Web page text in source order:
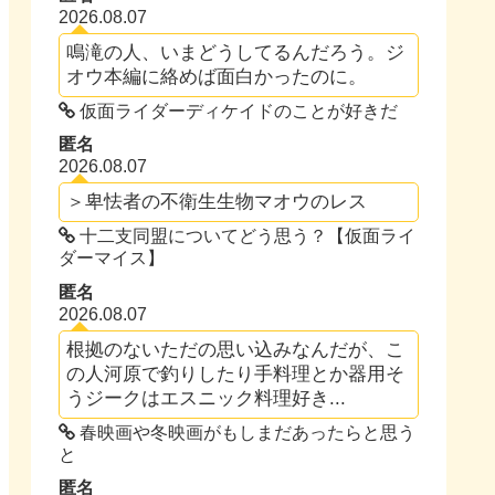
2026.08.07
鳴滝の人、いまどうしてるんだろう。ジ
オウ本編に絡めば面白かったのに。
仮面ライダーディケイドのことが好きだ
匿名
2026.08.07
＞卑怯者の不衛生生物マオウのレス
十二支同盟についてどう思う？【仮面ライ
ダーマイス】
匿名
2026.08.07
根拠のないただの思い込みなんだが、こ
の人河原で釣りしたり手料理とか器用そ
うジークはエスニック料理好き...
春映画や冬映画がもしまだあったらと思う
と
匿名